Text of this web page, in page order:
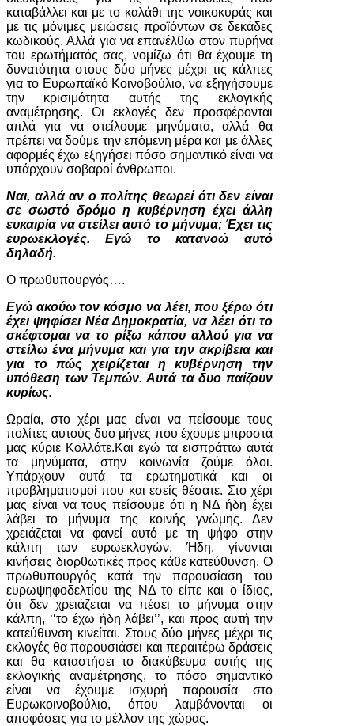
καταβάλλει και με το καλάθι της νοικοκυράς και
με τις μόνιμες μειώσεις προϊόντων σε δεκάδες
κωδικούς. Αλλά για να επανέλθω στον πυρήνα
του ερωτήματός σας, νομίζω ότι θα έχουμε τη
δυνατότητα στους δύο μήνες μέχρι τις κάλπες
για το Ευρωπαϊκό Κοινοβούλιο, να εξηγήσουμε
την κρισιμότητα αυτής της εκλογικής
αναμέτρησης. Οι εκλογές δεν προσφέρονται
απλά για να στείλουμε μηνύματα, αλλά θα
πρέπει να δούμε την επόμενη μέρα και με άλλες
αφορμές έχω εξηγήσει πόσο σημαντικό είναι να
υπάρχουν σοβαροί άνθρωποι.
Ναι, αλλά αν ο πολίτης θεωρεί ότι δεν είναι
σε σωστό δρόμο η κυβέρνηση έχει άλλη
ευκαιρία να στείλει αυτό το μήνυμα; Έχει τις
ευρωεκλογές. Εγώ το κατανοώ αυτό
δηλαδή.
Ο πρωθυπουργός….
Εγώ ακούω τον κόσμο να λέει, που ξέρω ότι
έχει ψηφίσει Νέα Δημοκρατία, να λέει ότι το
σκέφτομαι να το ρίξω κάπου αλλού για να
στείλω ένα μήνυμα και για την ακρίβεια και
για το πώς χειρίζεται η κυβέρνηση την
υπόθεση των Τεμπών. Αυτά τα δυο παίζουν
κυρίως.
Ωραία, στο χέρι μας είναι να πείσουμε τους
πολίτες αυτούς δυο μήνες που έχουμε μπροστά
μας κύριε Κολλάτε.Και εγώ τα εισπράττω αυτά
τα μηνύματα, στην κοινωνία ζούμε όλοι.
Υπάρχουν αυτά τα ερωτηματικά και οι
προβληματισμοί που και εσείς θέσατε. Στο χέρι
μας είναι να τους πείσουμε ότι η ΝΔ ήδη έχει
λάβει το μήνυμα της κοινής γνώμης. Δεν
χρειάζεται να φανεί αυτό με τη ψήφο στην
κάλπη των ευρωεκλογών. Ήδη, γίνονται
κινήσεις διορθωτικές προς κάθε κατεύθυνση. Ο
πρωθυπουργός κατά την παρουσίαση του
ευρωψηφοδελτίου της ΝΔ το είπε και ο ίδιος,
ότι δεν χρειάζεται να πέσει το μήνυμα στην
κάλπη, ‘‘το έχω ήδη λάβει’’, και προς αυτή την
κατεύθυνση κινείται. Στους δύο μήνες μέχρι τις
εκλογές θα παρουσιάσει και περαιτέρω δράσεις
και θα καταστήσει το διακύβευμα αυτής της
εκλογικής αναμέτρησης, το πόσο σημαντικό
είναι να έχουμε ισχυρή παρουσία στο
Ευρωκοινοβούλιο, όπου λαμβάνονται οι
αποφάσεις για το μέλλον της χώρας.